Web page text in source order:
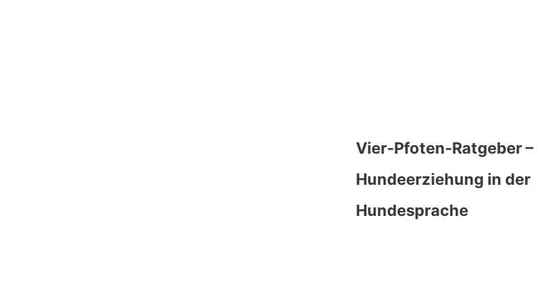
Vier-Pfoten-Ratgeber –
Hundeerziehung in der
Hundesprache